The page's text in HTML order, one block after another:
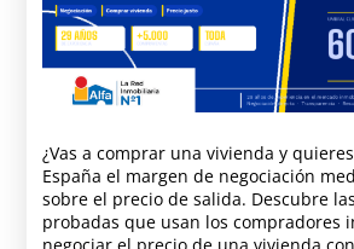
¿Vas a comprar una vivienda y
España el margen de negociación
sobre el precio de salida. Descubre
probadas que usan los compradores